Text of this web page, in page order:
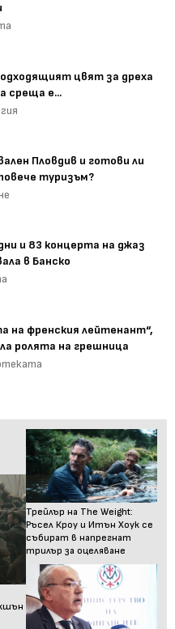
цвят за дреха
среща е...
Пловдив и готови ли
туризъм?
и 83 концерта на джаз
в Банско
на френския лейтенант“,
ролята на грешница
Трейлър на The Weight:
Ръсел Кроу и Итън Хоук се
събират в напрегнат
трилър за оцеляване